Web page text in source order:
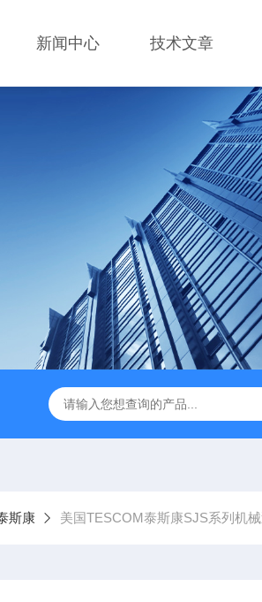
新闻中心 技术文章
海德汉角度编码器全系列介绍 0631-
斯康 美国TESCOM泰斯康SJS系列机